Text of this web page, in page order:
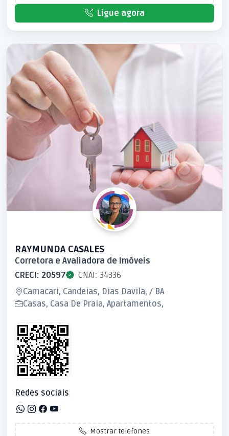
Ligue agora
Patrocinado
RAYMUNDA CASALES
Corretora e Avaliadora de Imóveis
CRECI: 20597
CNAI: 34336
Camacari, Candeias, Dias Davila, / BA
Casas, Casa De Praia, Apartamentos,
Redes sociais
Mostrar telefones